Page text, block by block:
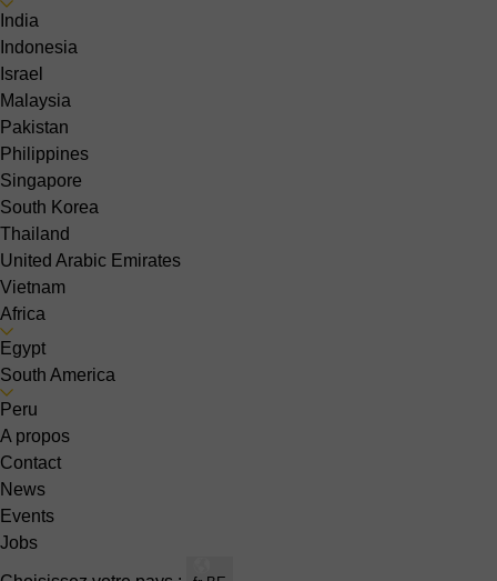
India
Indonesia
Israel
Malaysia
Pakistan
Philippines
Singapore
South Korea
Thailand
United Arabic Emirates
Vietnam
Africa
Egypt
South America
Peru
A propos
Contact
News
Events
Jobs